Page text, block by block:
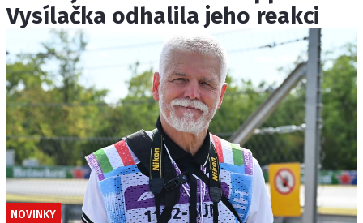
Vysílačka odhalila jeho reakci
NOVINKY